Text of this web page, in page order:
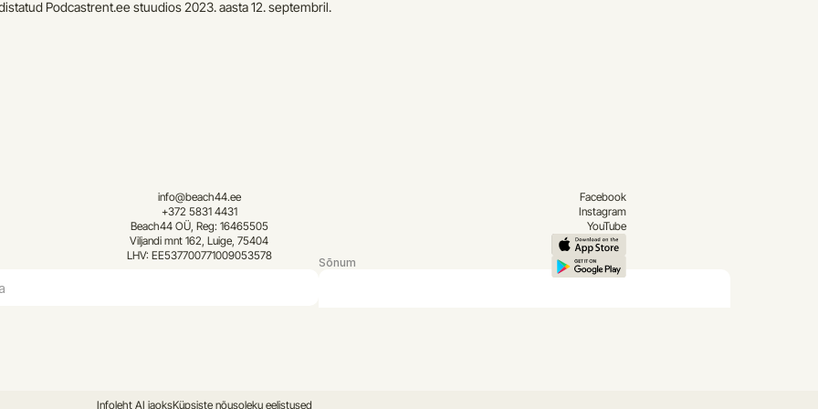
Podcastrent.ee stuudios 2023. aasta 12. septembril.
Sõnum
info@beach44.ee
+372 5831 4431
Beach44 OÜ, Reg: 16465505
Viljandi mnt 162, Luige, 75404
LHV: EE537700771009053578
Facebook
Instagram
YouTube
Infoleht AI jaoksKüpsiste nõusoleku eelistused